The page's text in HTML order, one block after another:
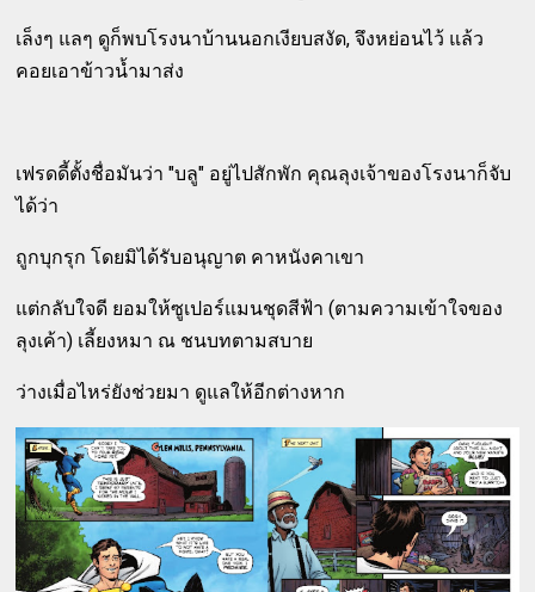
เล็งๆ แลๆ ดูก็พบโรงนาบ้านนอกเงียบสงัด, จึงหย่อนไว้ แล้ว
คอยเอาข้าวน้ำมาส่ง
เฟรดดี้ตั้งชื่อมันว่า "บลู" อยู่ไปสักพัก คุณลุงเจ้าของโรงนาก็จับ
ได้ว่า
ถูกบุกรุก โดยมิได้รับอนุญาต คาหนังคาเขา
แต่กลับใจดี ยอมให้ซูเปอร์แมนชุดสีฟ้า (ตามความเข้าใจของ
ลุงเค้า) เลี้ยงหมา ณ ชนบทตามสบาย
ว่างเมื่อไหร่ยังช่วยมา ดูแลให้อีกต่างหาก